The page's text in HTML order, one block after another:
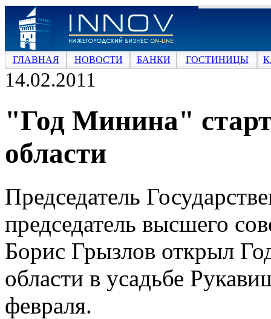
ГЛАВНАЯ НОВОСТИ БАНКИ ГОСТИНИЦЫ
14.02.2011
"Год Минина"
области
Председатель
председатель высшего
Борис Грызлов открыл
области в усадьбе
февраля.